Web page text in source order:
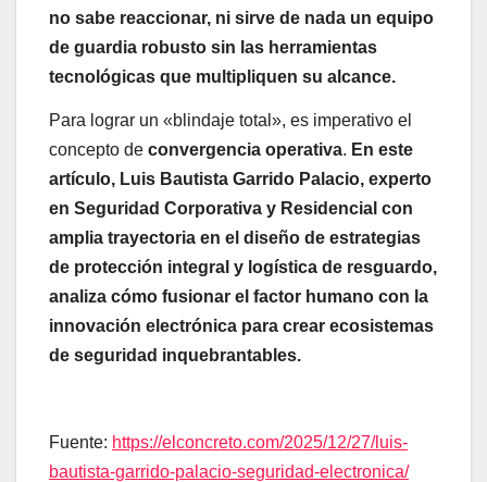
no sabe reaccionar, ni sirve de nada un equipo
de guardia robusto sin las herramientas
tecnológicas que multipliquen su alcance.
Para lograr un «blindaje total», es imperativo el
concepto de convergencia operativa. En este
artículo, Luis Bautista Garrido Palacio, experto
en Seguridad Corporativa y Residencial con
amplia trayectoria en el diseño de estrategias
de protección integral y logística de resguardo,
analiza cómo fusionar el factor humano con la
innovación electrónica para crear ecosistemas
de seguridad inquebrantables.
Fuente: https://elconcreto.com/2025/12/27/luis-
bautista-garrido-palacio-seguridad-electronica/